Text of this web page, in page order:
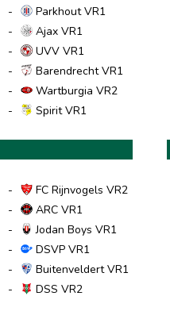
-
Parkhout VR1
-
Ajax VR1
-
UVV VR1
-
Barendrecht VR1
-
Wartburgia VR2
- Spirit VR1
-
FC Rijnvogels VR2
-
ARC VR1
-
Jodan Boys VR1
-
DSVP VR1
-
Buitenveldert VR1
- DSS VR2